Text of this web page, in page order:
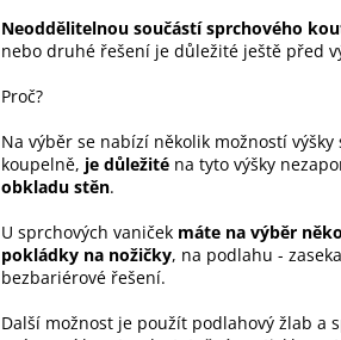
Neoddělitelnou součástí sprchového
nebo druhé řešení je důležité ještě před
Proč?
Na výběr se nabízí několik možností
koupelně, je důležité na tyto výšky
obkladu stěn.
U sprchových vaniček máte na výběr
pokládky na nožičky, na podlahu -
bezbariérové řešení.
Další možnost je použít podlahový žlab